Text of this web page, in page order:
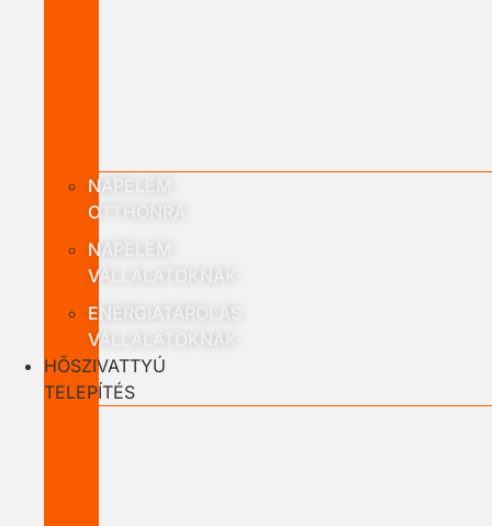
NAPELEM
OTTHONRA
NAPELEM
VÁLLALATOKNAK
ENERGIATÁROLÁS
VÁLLALATOKNAK
HŐSZIVATTYÚ
TELEPÍTÉS